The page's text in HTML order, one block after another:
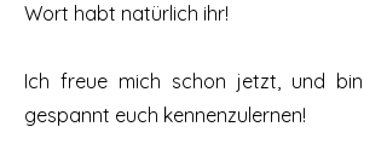
Wort habt natürlich ihr!
Ich freue mich schon jetzt, und bin
gespannt euch kennenzulernen!